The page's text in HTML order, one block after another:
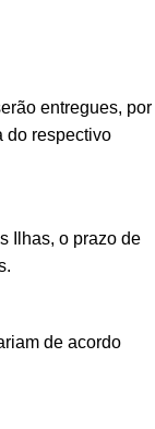
entregues, por
do respectivo
Ilhas, o prazo de
de acordo